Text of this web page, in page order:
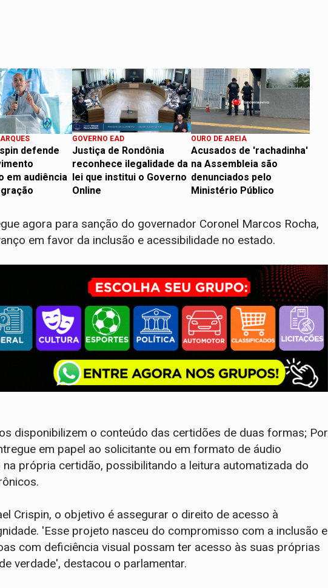
defende
em audiência
GOVERNO EAD
Justiça de Rondônia
reconhece ilegalidade da
lei que institui o Governo
Online
OURO DE AREIA
Acusados de 'rachadinha'
na Assembleia são
denunciados pelo
Ministério Público
agora para sanção do governador Coronel Marcos Rocha,
em favor da inclusão e acessibilidade no estado.
disponibilizem o conteúdo das certidões de duas formas; Por
em papel ao solicitante ou em formato de áudio
na própria certidão, possibilitando a leitura automatizada do
Crispin, o objetivo é assegurar o direito de acesso à
'Esse projeto nasceu do compromisso com a inclusão e
com deficiência visual possam ter acesso às suas próprias
verdade', destacou o parlamentar.